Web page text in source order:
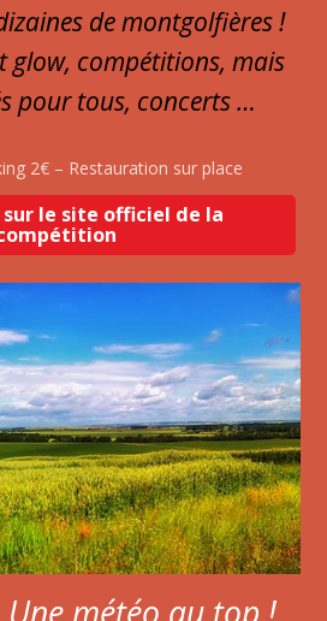
de montgolfières !
glow, compétitions, mais
pour tous, concerts …
2€ – Restauration sur place
sur le site officiel de la